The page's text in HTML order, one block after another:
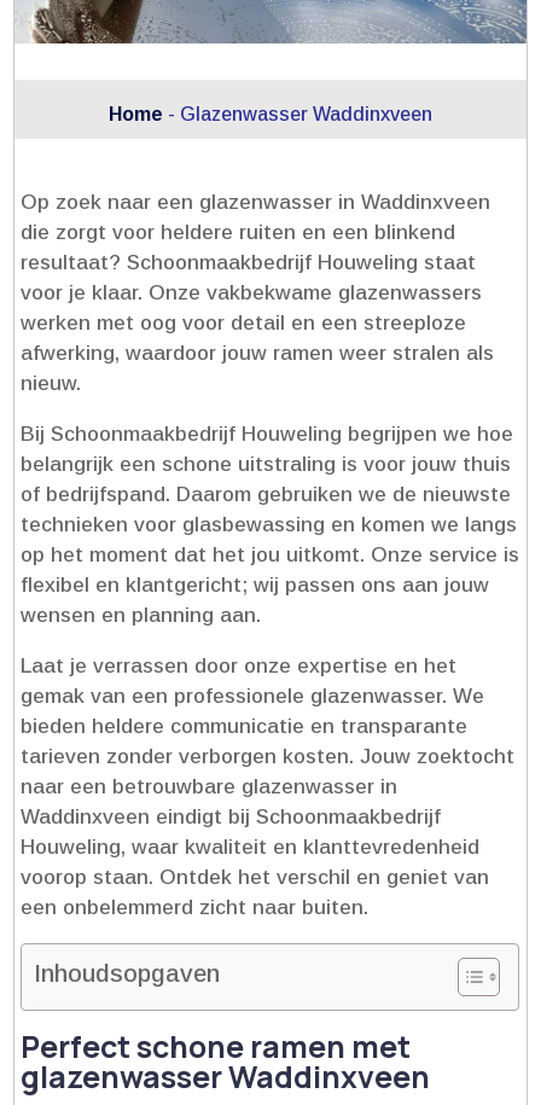
Home - Glazenwasser Waddinxveen
Op zoek naar een glazenwasser in Waddinxveen
die zorgt voor heldere ruiten en een blinkend
resultaat? Schoonmaakbedrijf Houweling staat
voor je klaar.​ Onze vakbekwame glazenwassers
werken met oog voor detail en een streeploze
afwerking, waardoor jouw ramen weer stralen als
nieuw.​
Bij Schoonmaakbedrijf Houweling begrijpen we hoe
belangrijk een schone uitstraling is voor jouw thuis
of bedrijfspand.​ Daarom gebruiken we de nieuwste
technieken voor glasbewassing en komen we langs
op het moment dat het jou uitkomt.​ Onze service is
flexibel en klantgericht; wij passen ons aan jouw
wensen en planning aan.​
Laat je verrassen door onze expertise en het
gemak van een professionele glazenwasser.​ We
bieden heldere communicatie en transparante
tarieven zonder verborgen kosten.​ Jouw zoektocht
naar een betrouwbare glazenwasser in
Waddinxveen eindigt bij Schoonmaakbedrijf
Houweling, waar kwaliteit en klanttevredenheid
voorop staan.​ Ontdek het verschil en geniet van
een onbelemmerd zicht naar buiten.​
Inhoudsopgaven
Perfect schone ramen met
glazenwasser Waddinxveen